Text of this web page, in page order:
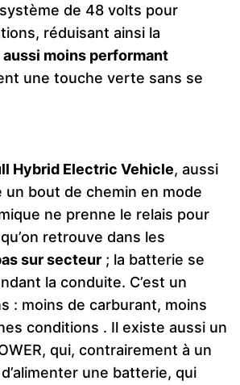
de 48 volts pour
réduisant ainsi la
aussi moins performant
une touche verte sans se
Hybrid Electric Vehicle, aussi
un bout de chemin en mode
ne prenne le relais pour
retrouve dans les
sur secteur ; la batterie se
la conduite. C’est un
: moins de carburant, moins
conditions​ . Il existe aussi un
qui, contrairement à un
une batterie, qui